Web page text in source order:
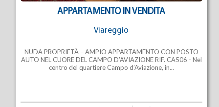
APPARTAMENTO IN VENDITA
Viareggio
NUDA PROPRIETÀ – AMPIO APPARTAMENTO CON POSTO
AUTO NEL CUORE DEL CAMPO D’AVIAZIONE RIF. CA506 - Nel
centro del quartiere Campo d’Aviazione, in...